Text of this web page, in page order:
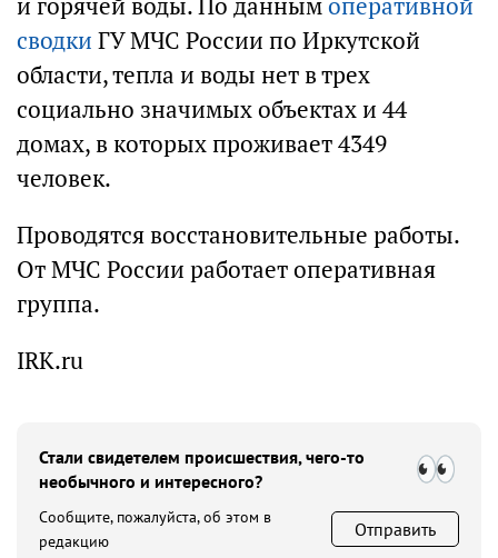
и горячей воды. По даннымоперативной
сводки ГУ МЧС России по Иркутской
области, тепла и воды нет в трех
социально значимых объектах и 44
домах, в которых проживает 4349
человек.
Проводятся восстановительные работы.
От МЧС России работает оперативная
группа.
IRK.ru
Стали свидетелем происшествия, чего-то
необычного и интересного?
Сообщите, пожалуйста, об этом в
редакцию
Отправить